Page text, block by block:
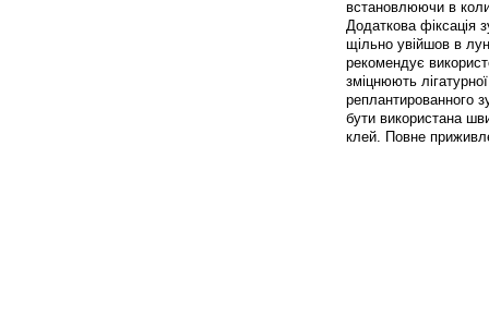
встановлюючи в
Додаткова фіксація
щільно увійшов в
рекомендує
зміцнюють
реплантированного
бути використана
клей. Повне